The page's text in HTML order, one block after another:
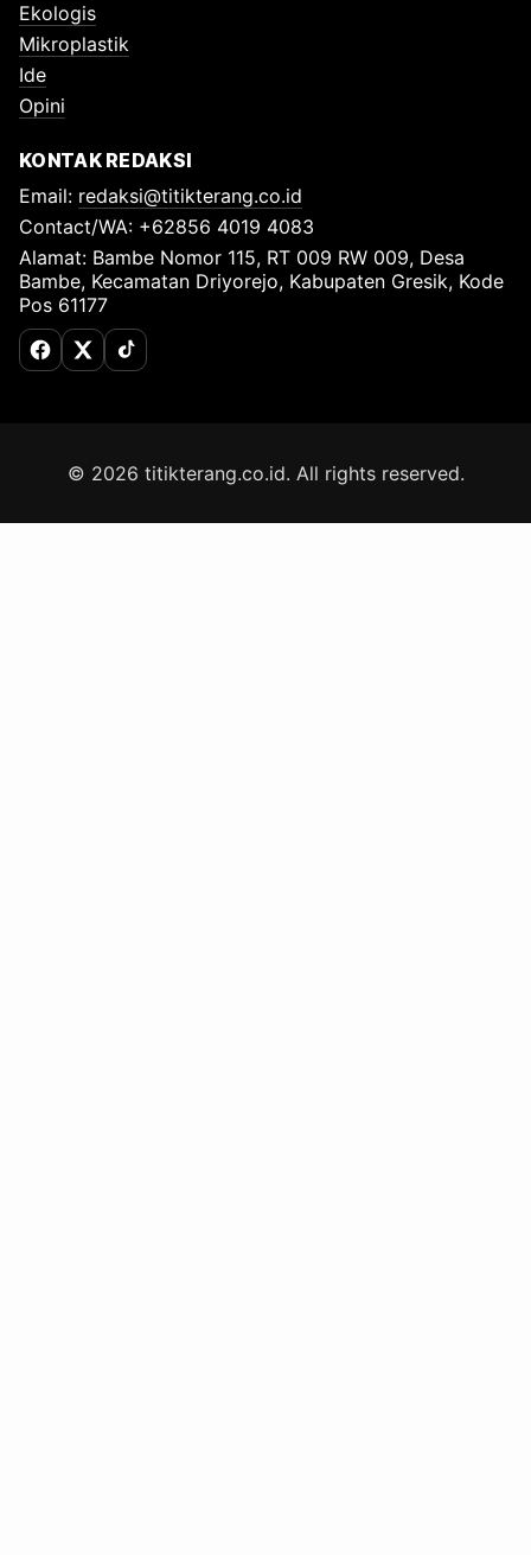
Ekologis
Mikroplastik
Ide
Opini
KONTAK REDAKSI
Email: redaksi@titikterang.co.id
Contact/WA: +62856 4019 4083
Alamat: Bambe Nomor 115, RT 009 RW 009, Desa
Bambe, Kecamatan Driyorejo, Kabupaten Gresik, Kode
Pos 61177
Facebook
X (Twitter)
TikTok
© 2026 titikterang.co.id. All rights reserved.